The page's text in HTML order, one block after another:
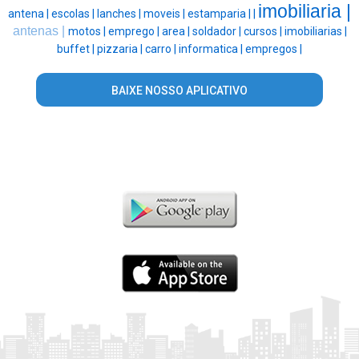
antena | escolas | lanches | moveis | estamparia | imobiliaria |
antenas | motos | emprego | area | soldador | cursos | imobiliarias |
buffet | pizzaria | carro | informatica | empregos |
BAIXE NOSSO APLICATIVO